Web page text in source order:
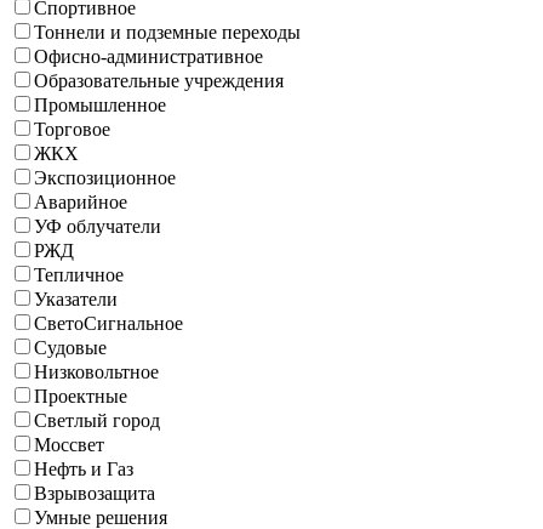
Спортивное
Тоннели и подземные переходы
Офисно-административное
Образовательные учреждения
Промышленное
Торговое
ЖКХ
Экспозиционное
Аварийное
УФ облучатели
РЖД
Тепличное
Указатели
СветоСигнальное
Судовые
Низковольтное
Проектные
Светлый город
Моссвет
Нефть и Газ
Взрывозащита
Умные решения